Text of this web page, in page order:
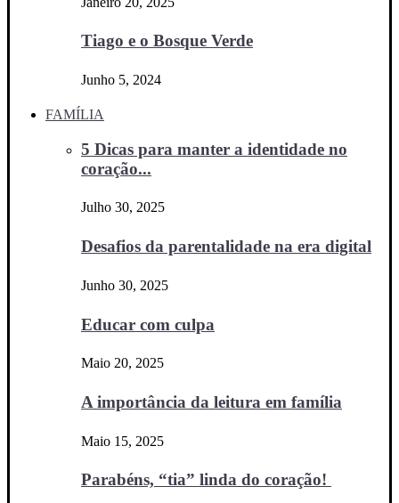
Tiago e o Bosque Verde
Junho 5, 2024
FAMÍLIA
5 Dicas para manter a identidade no
coração...
Julho 30, 2025
Desafios da parentalidade na era digital
Junho 30, 2025
Educar com culpa
Maio 20, 2025
A importância da leitura em família
Maio 15, 2025
Parabéns, “tia” linda do coração!